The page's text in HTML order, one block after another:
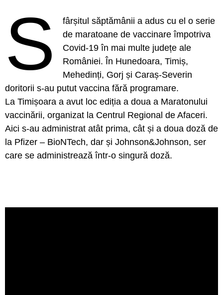
S
fârșitul săptămânii a adus cu el o serie
de maratoane de vaccinare împotriva
Covid-19 în mai multe județe ale
României. În Hunedoara, Timiș,
Mehedinți, Gorj și Caraș-Severin
doritorii s-au putut vaccina fără programare.
La Timișoara a avut loc ediția a doua a Maratonului
vaccinării, organizat la Centrul Regional de Afaceri.
Aici s-au administrat atât prima, cât și a doua doză de
la Pfizer – BioNTech, dar și Johnson&Johnson, ser
care se administrează într-o singură doză.